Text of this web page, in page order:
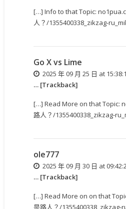
[…] Info to that Topic:
人？/1355400338_zikzag-
Go X vs Lime
2025 年 09 月 25 日 at
… [Trackback]
[…] Read More on that Topic:
路人？/1355400338_zikzag-
ole777
2025 年 09 月 30 日 at
… [Trackback]
[…] Read More on on that
是路人？/1355400338_zikzag-